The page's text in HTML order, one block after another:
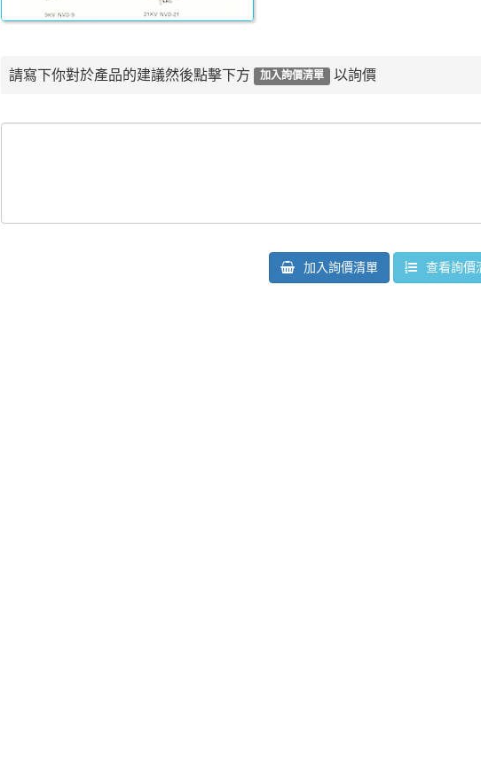
請寫下你對於產品的建議然後點擊下方 加入詢價清單 以詢價
加入詢價清單 查看詢價